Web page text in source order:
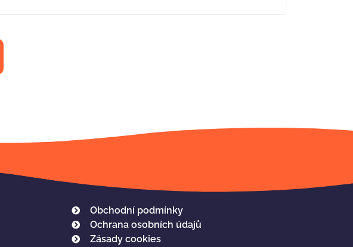
Obchodní podmínky
Ochrana osobních údajů
Zásady cookies